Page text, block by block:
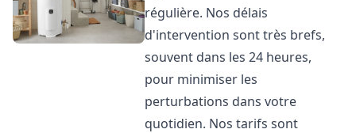
régulière. Nos délais
d'intervention sont très brefs,
souvent dans les 24 heures,
pour minimiser les
perturbations dans votre
quotidien. Nos tarifs sont